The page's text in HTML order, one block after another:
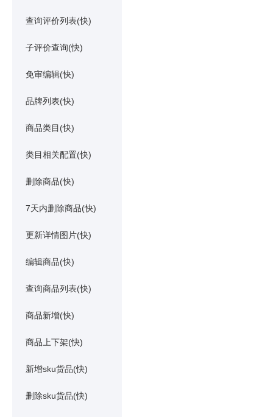
查询评价列表(快)
子评价查询(快)
免审编辑(快)
品牌列表(快)
商品类目(快)
类目相关配置(快)
删除商品(快)
7天内删除商品(快)
更新详情图片(快)
编辑商品(快)
查询商品列表(快)
商品新增(快)
商品上下架(快)
新增sku货品(快)
删除sku货品(快)